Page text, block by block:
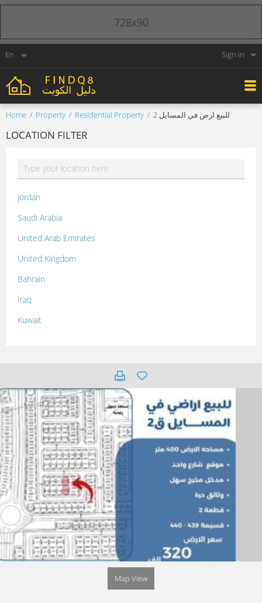
Sign in
Home Property Residential Property للبيع ارض في المسايل 2
LOCATION FILTER
Jordan
Saudi Arabia
United Arab Emirates
United Kingdom
Bahrain
Iraq
Kuwait
Palestine
Qatar
Syria
Tunisia
Turkey
Map View
728x90